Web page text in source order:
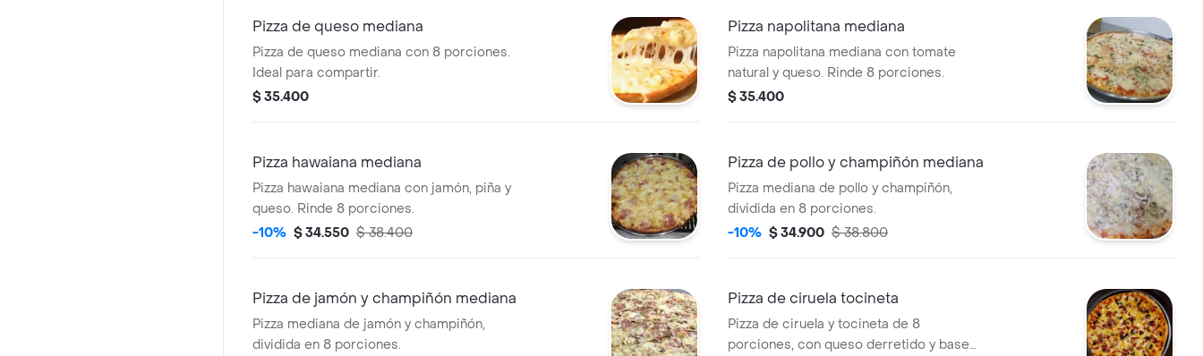
Pizza de queso mediana
Pizza de queso mediana con 8 porciones.
Ideal para compartir.
$ 35.400
Pizza napolitana mediana
Pizza napolitana mediana con tomate
natural y queso. Rinde 8 porciones.
$ 35.400
Pizza hawaiana mediana
Pizza hawaiana mediana con jamón, piña y
queso. Rinde 8 porciones.
-10% $ 34.550 $ 38.400
Pizza de pollo y champiñón mediana
Pizza mediana de pollo y champiñón,
dividida en 8 porciones.
-10% $ 34.900 $ 38.800
Pizza de jamón y champiñón mediana
Pizza mediana de jamón y champiñón,
dividida en 8 porciones.
Pizza de ciruela tocineta
Pizza de ciruela y tocineta de 8
porciones, con queso derretido y base